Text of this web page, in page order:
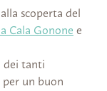
scoperta del
Cala Gononee
dei tanti
un buon